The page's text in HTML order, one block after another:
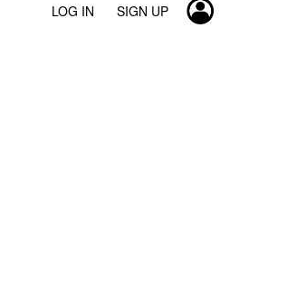
LOG IN SIGN UP